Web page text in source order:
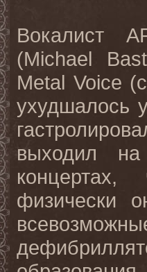
Вокалист
(Michael
Metal Voice
ухудшалось
выходил
физически